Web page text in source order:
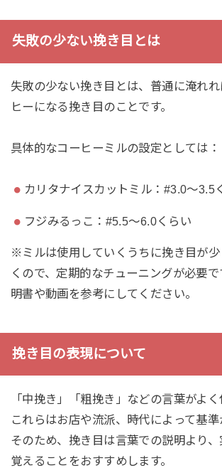
失敗の少ない挽き目とは
失敗の少ない挽き目とは、普通に淹れ
ヒーになる挽き目のことです。
具体的なコーヒーミルの設定としては：
カリタナイスカットミル：#3.0〜3.5
フジみるっこ：#5.5〜6.0くらい
※ミルは使用していくうちに挽き目が
くので、定期的なチューニングが必要
明書や動画を参考にしてください。
挽き目の表現について
「中挽き」「粗挽き」などの言葉がよく
これらはお店や流派、時代によって基準
そのため、挽き目は言葉での説明より
覚えることをおすすめします。